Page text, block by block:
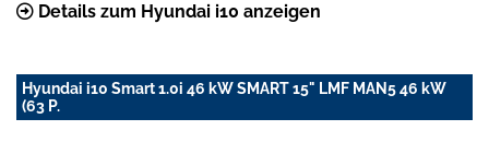
Details zum Hyundai i10 anzeigen
Hyundai i10 Smart 1.0i 46 kW SMART 15" LMF MAN5 46 kW
(63 P.